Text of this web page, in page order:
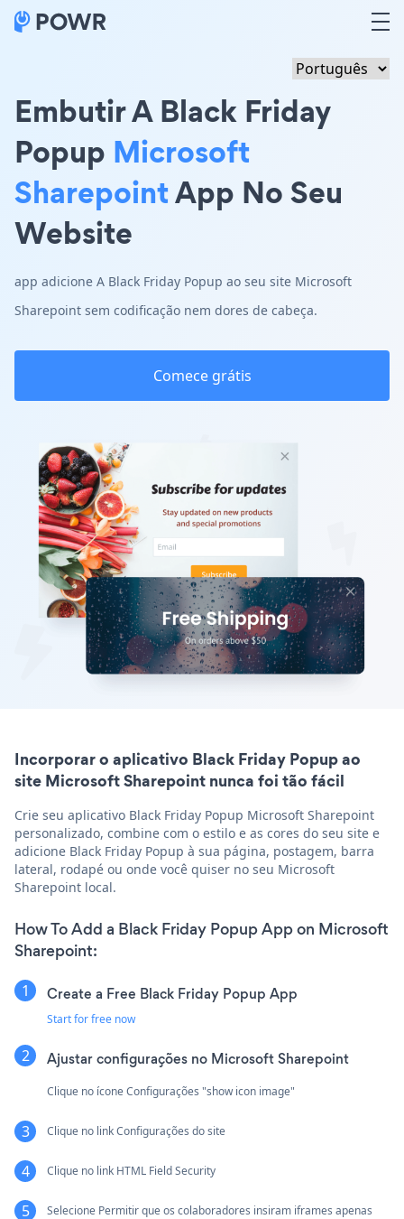
Embutir A Black Friday
Popup Microsoft
SharepointApp No Seu
Website
app adicione A Black Friday Popup ao seu site Microsoft
Sharepoint sem codificação nem dores de cabeça.
Comece grátis
Incorporar o aplicativo Black Friday Popup ao
site Microsoft Sharepoint nunca foi tão fácil
Crie seu aplicativo Black Friday Popup Microsoft Sharepoint
personalizado, combine com o estilo e as cores do seu site e
adicione Black Friday Popup à sua página, postagem, barra
lateral, rodapé ou onde você quiser no seu Microsoft
Sharepoint local.
How To Add a Black Friday Popup App on Microsoft
Sharepoint:
Create a Free Black Friday Popup App
Start for free now
Ajustar configurações no Microsoft Sharepoint
Clique no ícone Configurações "show icon image"
Clique no link Configurações do site
Clique no link HTML Field Security
Selecione Permitir que os colaboradores insiram iframes apenas